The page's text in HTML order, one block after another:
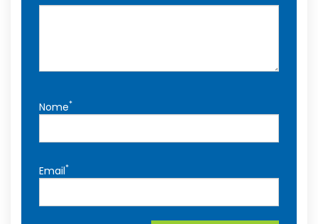
Nome*
Email*